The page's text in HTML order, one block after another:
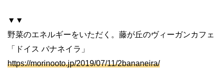
▼▼
野菜のエネルギーをいただく。藤が丘のヴィーガンカフェ
「ドイス バナネイラ」
https://morinooto.jp/2019/07/11/2bananeira/